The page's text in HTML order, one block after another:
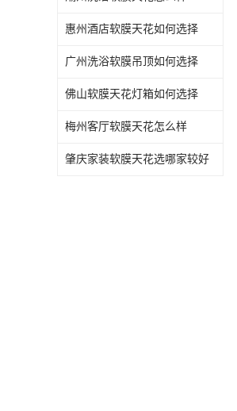
惠州酒店软膜天花如何选择
广州洗浴软膜吊顶如何选择
佛山软膜天花灯箱如何选择
梅州客厅软膜天花怎么样
肇庆家装软膜天花选哪家较好